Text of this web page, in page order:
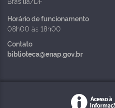
Horário de funcionamento
08h00 às 18h00
Contato
biblioteca@enap.gov.br